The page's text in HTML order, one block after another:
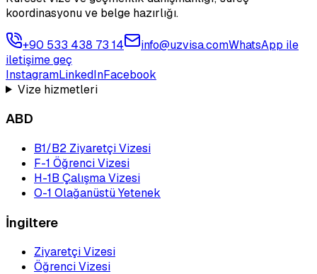
koordinasyonu ve belge hazırlığı.
+90 533 438 73 14 info@uzvisa.comWhatsApp ile
iletişime geç
InstagramLinkedInFacebook
Vize hizmetleri
ABD
B1/B2 Ziyaretçi Vizesi
F-1 Öğrenci Vizesi
H-1B Çalışma Vizesi
O-1 Olağanüstü Yetenek
İngiltere
Ziyaretçi Vizesi
Öğrenci Vizesi